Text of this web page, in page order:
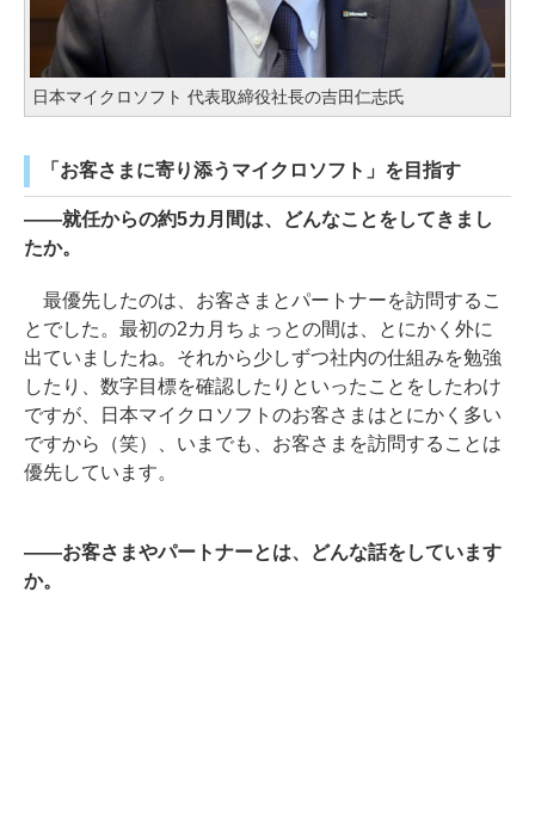
日本マイクロソフト 代表取締役社長の吉田仁志氏
「お客さまに寄り添うマイクロソフト」を目指す
――就任からの約5カ月間は、どんなことをしてきまし
たか。
最優先したのは、お客さまとパートナーを訪問するこ
とでした。最初の2カ月ちょっとの間は、とにかく外に
出ていましたね。それから少しずつ社内の仕組みを勉強
したり、数字目標を確認したりといったことをしたわけ
ですが、日本マイクロソフトのお客さまはとにかく多い
ですから（笑）、いまでも、お客さまを訪問することは
優先しています。
――お客さまやパートナーとは、どんな話をしています
か。